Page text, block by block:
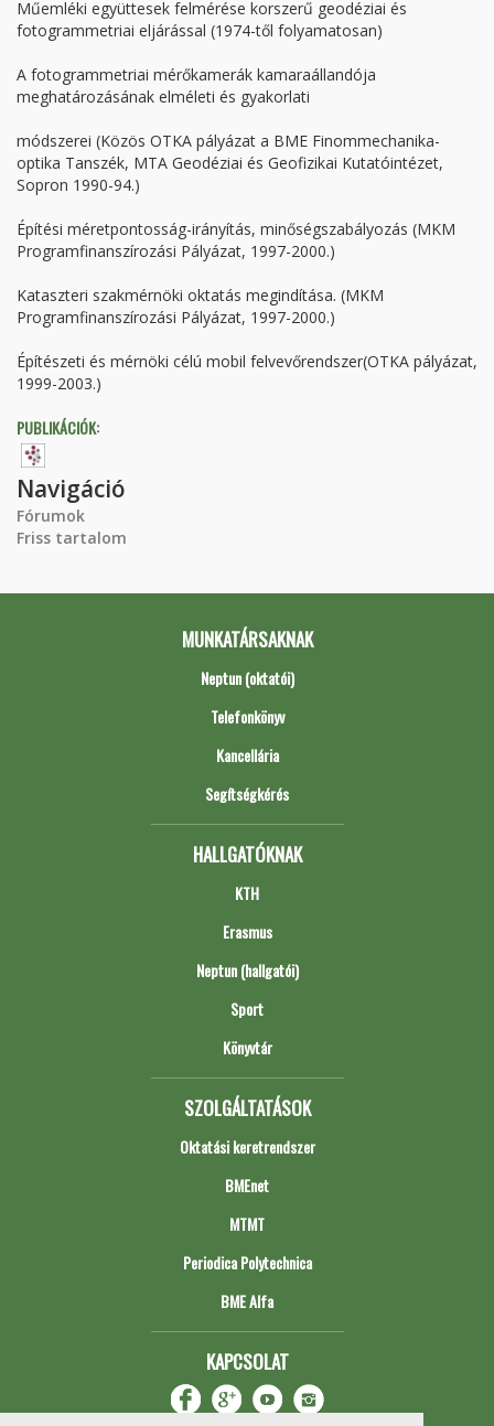
Műemléki együttesek felmérése korszerű geodéziai és
fotogrammetriai eljárással (1974-től folyamatosan)
A fotogrammetriai mérőkamerák kamaraállandója
meghatározásának elméleti és gyakorlati
módszerei (Közös OTKA pályázat a BME Finommechanika-
optika Tanszék, MTA Geodéziai és Geofizikai Kutatóintézet,
Sopron 1990-94.)
Építési méretpontosság-irányítás, minőségszabályozás (MKM
Programfinanszírozási Pályázat, 1997-2000.)
Kataszteri szakmérnöki oktatás megindítása. (MKM
Programfinanszírozási Pályázat, 1997-2000.)
Építészeti és mérnöki célú mobil felvevőrendszer(OTKA pályázat,
1999-2003.)
PUBLIKÁCIÓK:
Navigáció
Fórumok
Friss tartalom
MUNKATÁRSAKNAK
Neptun (oktatói)
Telefonkönyv
Kancellária
Segítségkérés
HALLGATÓKNAK
KTH
Erasmus
Neptun (hallgatói)
Sport
Könyvtár
SZOLGÁLTATÁSOK
Oktatási keretrendszer
BMEnet
MTMT
Periodica Polytechnica
BME Alfa
KAPCSOLAT